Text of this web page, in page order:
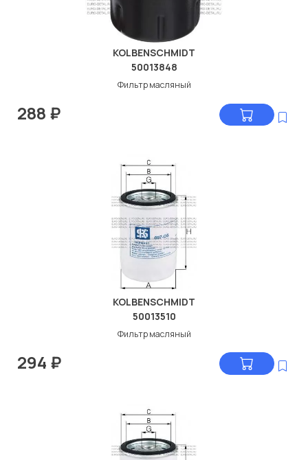
KOLBENSCHMIDT
50013848
Фильтр масляный
288 ₽
KOLBENSCHMIDT
50013510
Фильтр масляный
294 ₽